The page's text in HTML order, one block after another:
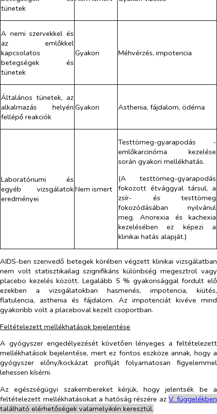
tünetek
A nemi szervekkel és
az emlőkkel
kapcsolatos
betegségek és
tünetek
Gyakori Méhvérzés, impotencia
Általános tünetek, az
alkalmazás helyén
fellépő reakciók
Gyakori Asthenia, fájdalom, ödéma
Laboratóriumi és
egyéb vizsgálatok
eredményei
Nem ismert
Testtömeg-gyarapodás -
emlőkarcinóma kezelése
során gyakori mellékhatás.
(A testtömeg-gyarapodás
fokozott étvággyal társul, a
zsír- és testtömeg
fokozódásában nyilvánul
meg. Anorexia és kachexia
kezelésében ez képezi a
klinikai hatás alapját.)
AIDS-ben szenvedő betegek körében végzett klinikai vizsgálatban
nem volt statisztikailag szignifikáns különbség megesztrol vagy
placebo kezelés között. Legalább 5 % gyakorisággal fordult elő
ezekben a vizsgálatokban hasmenés, impotencia, kiütés,
flatulencia, asthenia és fájdalom. Az impotenciát kivéve mind
gyakoribb volt a placeboval kezelt csoportban.
Feltételezett mellékhatások bejelentése
A gyógyszer engedélyezését követően lényeges a feltételezett
mellékhatások bejelentése, mert ez fontos eszköze annak, hogy a
gyógyszer előny/kockázat profilját folyamatosan figyelemmel
lehessen kísérni.
Az egészségügyi szakembereket kérjük, hogy jelentsék be a
feltételezett mellékhatásokat a hatóság részére azV. függelékben
található elérhetőségek valamelyikén keresztül.